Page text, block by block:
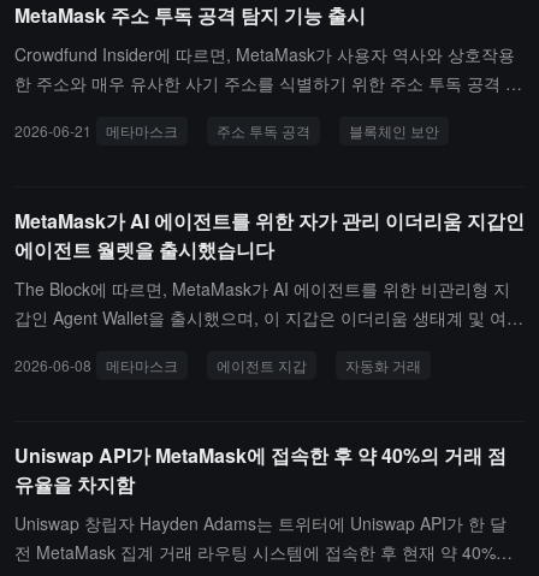
화폐 mUSD입니다. 사용자는 자산을 보유하는 동시에 최대 약 4%의
변동 연간 수익을 얻을 수 있으며, 자금은 자동으로 모르포(Morpho)
와 같은 탈중앙화 대출 프로토콜에 배치되며, 이후 아베(Aave)와도
프로토콜 간에 자금을 수동으로 이동할 필요가 없으며, 수익은 입금
MetaMask 주소 투독 공격 탐지 기능 출시
Crowdfund Insider에 따르면, MetaMask가 사용자 역사와 상호작용
한 주소와 매우 유사한 사기 주소를 식별하기 위한 주소 투독 공격 탐
소액의 토큰을 보내어 위장 주소가 거래 기록에 나타나게 하여 사용
터에 따르면, 2025년 1월부터 2026년 2월 사이에 6540만 건 이상의
이러한 사건이 발생했습니다.MetaMask의 새로운 기능은 사용자가
주소를 붙여넣을 때 자동으로 역사적 상호작용 주소와 비교하여, 처
음과 끝 문자가 같지만 중간 문자가 다른 경우 송금 과정에서 차단 알
많은 문자를 표시하고 혼동 가능성을 줄였습니다. 이 기능은 현재 Me
2026-06-21 메타마스크 주소 투독 공격 블록체인 보안
MetaMask가 AI 에이전트를 위한 자가 관리 이더리움 지갑인
에이전트 월렛을 출시했습니다
The Block에 따르면, MetaMask가 AI 에이전트를 위한 비관리형 지
갑인 Agent Wallet을 출시했으며, 이 지갑은 이더리움 생태계 및 여러
유동성 제공을 지원할 것입니다.Consensys는 이 지갑이 강제 거래
생할 경우 2FA 푸시 알림이나 이메일을 통해 사용자가 수동으로 확
인하도록 되어 있다고 밝혔습니다.자격이 있고 안전하다고 판단된 거
래는 MetaMask 거래 보호 아래에서 최대 1만 달러의 보상을 받을 수
있습니다. 이 제품은 현재 명령줄을 통해 소수의 사용자에게 개방되
2026-06-08 메타마스크 에이전트 지갑 자동화 거래
Uniswap API가 MetaMask에 접속한 후 약 40%의 거래 점
유율을 차지함
Uniswap 창립자 Hayden Adams는 트위터에 Uniswap API가 한 달
전 MetaMask 집계 거래 라우팅 시스템에 접속한 후 현재 약 40%의